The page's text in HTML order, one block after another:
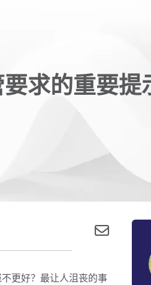
求的重要提
更好？最让人沮丧的事